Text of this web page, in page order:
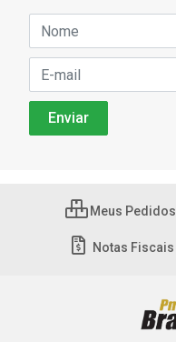
Meus Pedidos
Notas Fiscais